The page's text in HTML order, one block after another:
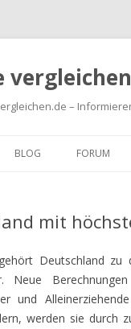
–
BLOG FORUM
mit
Deutschland zu
Neue
und
werden sie durch